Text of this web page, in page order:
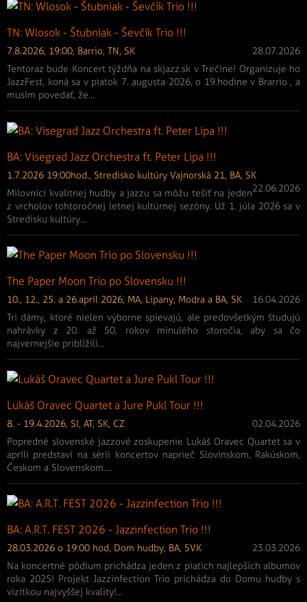
TN: Wlosok - Štubniak - Ševčík Trio !!!
7.8.2026, 19:00, Barrio, TN, SK
28.07.2026
Tentoraz bude Koncert týždňa na skjazz.sk v Trečíne! Organizuje ho
JazzFest, koná sa v piatok 7. augusta 2026, o 19.hodine v Brarrio , a
musím povedať, že...
BA: Visegrad Jazz Orchestra ft. Peter Lipa !!!
1.7.2026 19:00hod., Stredisko kultúry Vajnorská 21, BA, SK
22.06.2026
Milovníci kvalitnej hudby a jazzu sa môžu tešiť na jeden
z vrcholov tohtoročnej letnej kultúrnej sezóny. Už 1. júla 2026 sa v
Stredisku kultúry...
The Paper Moon Trio po Slovensku !!!
10., 12., 25. a 26.apríl 2026, MA, Lipany, Modra a BA, SK
16.04.2026
Tri dámy, ktoré nielen výborne spievajú, ale predovšetkým študujú
nahrávky z 20. až 50. rokov minulého storočia, aby sa čo
najvernejšie priblížili...
Lukáš Oravec Quartet a Jure Pukl Tour !!!
8. - 19.4.2026, SI, AT, SK, CZ
02.04.2026
Popredné slovenské jazzové zoskupenie Lukáš Oravec Quartet sa v
apríli predstaví na sérii koncertov naprieč Slovinskom, Rakúskom,
Českom a Slovenskom....
BA: A.R.T. FEST 2026 - Jazzinfection Trio !!!
28.03.2026 o 19:00 hod, Dom hudby, BA, SVK
23.03.2026
Na koncertné pódium prichádza jeden z piatich najlepších albumov
roka 2025! Projekt Jazzinfection Trio prichádza do Domu hudby s
vizitkou najvyššej kvality!...